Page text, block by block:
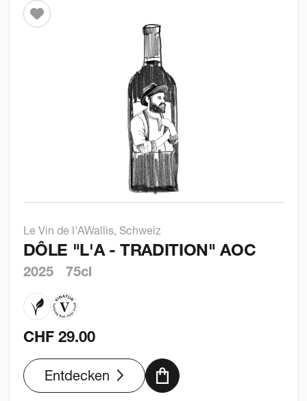
Le Vin de l'AWallis, Schweiz
DÔLE "L'A - TRADITION" AOC
2025 75cl
CHF 29.00
Entdecken